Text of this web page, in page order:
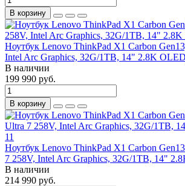
В корзину
Ноутбук Lenovo ThinkPad X1 Carbon
Intel Arc Graphics, 32G/1TB, 14" 2.8K
В наличии
199 990 руб.
В корзину
Ноутбук Lenovo ThinkPad X1 Carbon
7 258V, Intel Arc Graphics, 32G/1TB, 14"
В наличии
214 990 руб.